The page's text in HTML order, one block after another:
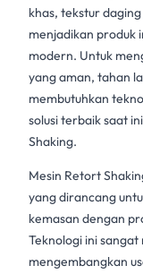
khas, tekstur
menjadikan produk
modern. Untuk
yang aman, tahan
membutuhkan
solusi terbaik saat
Shaking.
Mesin Retort
yang dirancang
kemasan dengan
Teknologi ini
mengembangkan